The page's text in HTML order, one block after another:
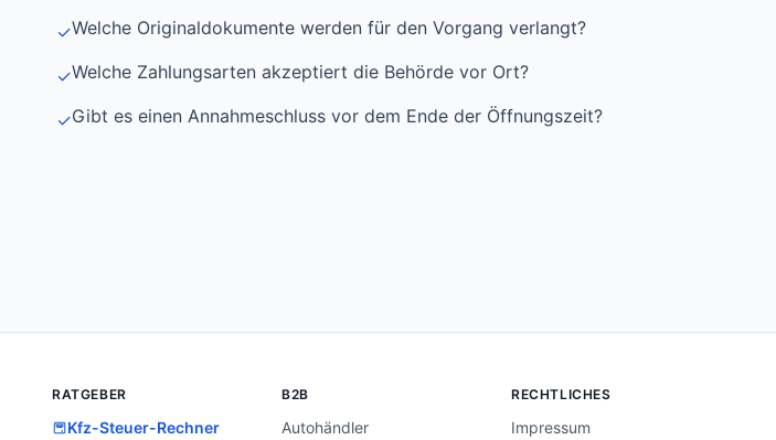
✓Welche Originaldokumente werden für den Vorgang verlangt?
✓Welche Zahlungsarten akzeptiert die Behörde vor Ort?
✓Gibt es einen Annahmeschluss vor dem Ende der Öffnungszeit?
RATGEBER
Kfz-Steuer-Rechner
B2B
Autohändler
RECHTLICHES
Impressum